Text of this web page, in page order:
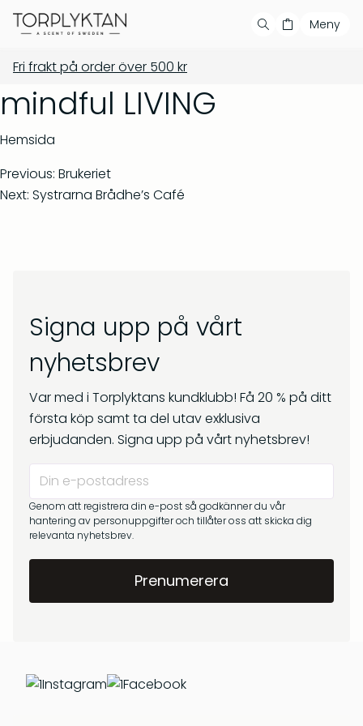
Din varukorg är tom
Populära produkter
Salvia & Viol – Tvål &
bodywash 500 ml
Barrskog – Doftljus 150 g
Barrskog – Doftpinnar Gryningsljus – Doftpinnar
Meny
Våra produkter
Bästsäljare
Showroom
Kontakt
Om oss
Frågor & svar
Fri frakt på order över 500 kr
mindful LIVING
Hemsida
Previous: Brukeriet
Next: Systrarna Brådhe’s Café
Signa upp på vårt
nyhetsbrev
Var med i Torplyktans kundklubb! Få 20 % på ditt
första köp samt ta del utav exklusiva
erbjudanden. Signa upp på vårt nyhetsbrev!
Genom att registrera din e-post så godkänner du vår
hantering av personuppgifter och tillåter oss att skicka dig
relevanta nyhetsbrev.
Instagram Facebook